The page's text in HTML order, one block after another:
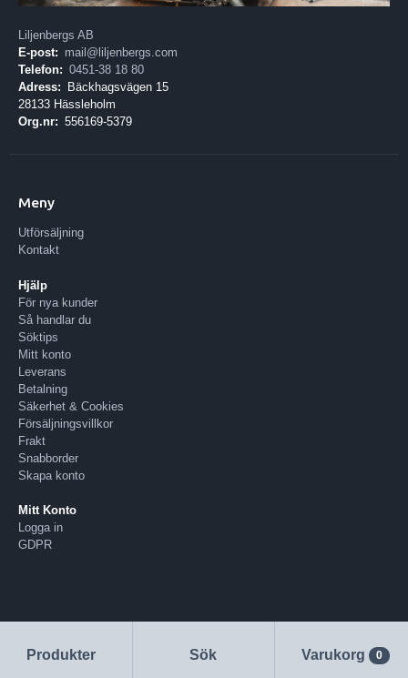
Produkter Sök Varukorg 0
Liljenbergs AB
E-post: mail@liljenbergs.com
Telefon: 0451-38 18 80
Adress:
Bäckhagsvägen 15
28133 Hässleholm
Org.nr: 556169-5379
Meny
Utförsäljning
Kontakt
Hjälp
För nya kunder
Så handlar du
Söktips
Mitt konto
Leverans
Betalning
Säkerhet & Cookies
Försäljningsvillkor
Frakt
Snabborder
Skapa konto
Mitt Konto
Logga in
GDPR